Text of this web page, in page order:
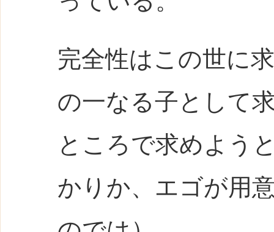
完全性はこの世に
の一なる子として
ところで求めよう
かりか、エゴが用